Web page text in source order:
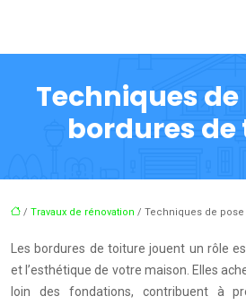
Techniques de
bordures
/ Travaux de rénovation / Techniques de
Les bordures de toiture jouent un rôle
et l’esthétique de votre maison. Elles
loin des fondations, contribuent à